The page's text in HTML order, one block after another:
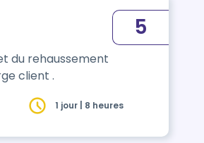
du rehaussement
client .
5
1 jour | 8 heures